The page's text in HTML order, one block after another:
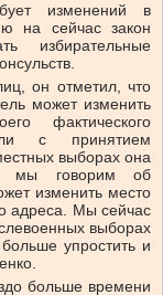
изменений в
на сейчас закон
избирательные
он отметил, что
может изменить
фактического
с принятием
выборах она
мы говорим об
изменить место
адреса. Мы сейчас
выборах
упростить и
больше времени